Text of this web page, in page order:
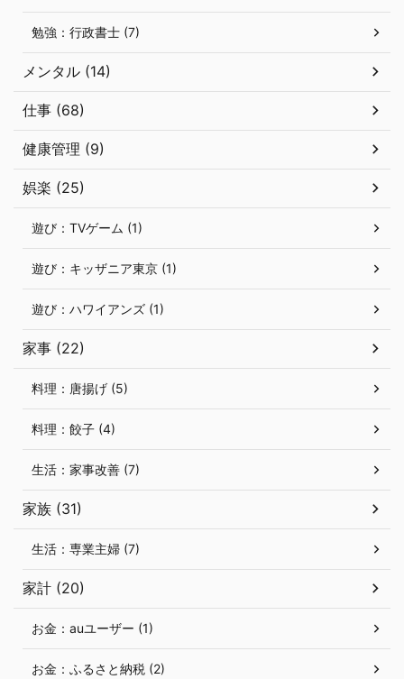
勉強：行政書士 (7)
メンタル (14)
仕事 (68)
健康管理 (9)
娯楽 (25)
遊び：TVゲーム (1)
遊び：キッザニア東京 (1)
遊び：ハワイアンズ (1)
家事 (22)
料理：唐揚げ (5)
料理：餃子 (4)
生活：家事改善 (7)
家族 (31)
生活：専業主婦 (7)
家計 (20)
お金：auユーザー (1)
お金：ふるさと納税 (2)